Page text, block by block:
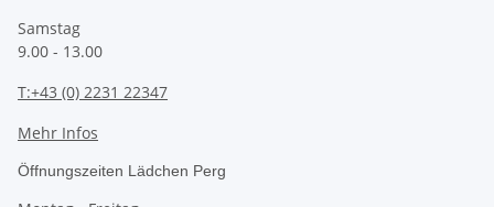
Samstag
9.00 - 13.00
T:+43 (0) 2231 22347
Mehr Infos
Öffnungszeiten Lädchen Perg